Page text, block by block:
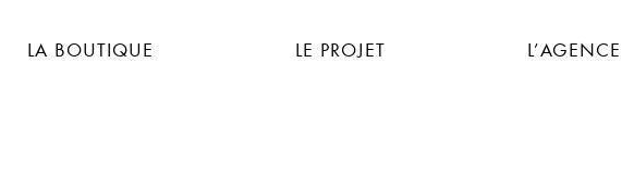
LA BOUTIQUE LE PROJET L’AGENCE